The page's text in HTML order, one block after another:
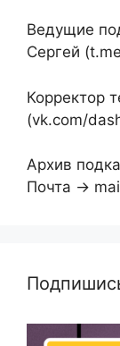
Ведущие
Сергей
Корректор
(vk.com/
Архив
Почта →